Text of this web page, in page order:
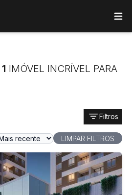
1 IMÓVEL INCRÍVEL PARA
Filtros
LIMPAR FILTROS